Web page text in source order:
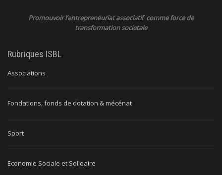
Promouvoir l’entrepreneuriat associatif comme force de
transformation societale
Rubriques ISBL
Associations
Fondations, fonds de dotation & mécénat
Sport
Economie Sociale et Solidaire